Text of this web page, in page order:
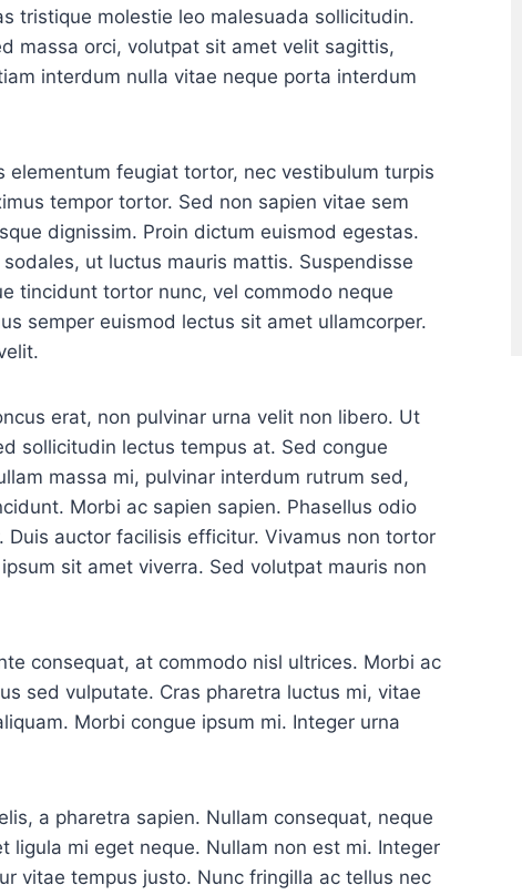
tristique molestie leo malesuada sollicitudin.
massa orci, volutpat sit amet velit sagittis,
interdum nulla vitae neque porta interdum
elementum feugiat tortor, nec vestibulum turpis
tempor tortor. Sed non sapien vitae sem
dignissim. Proin dictum euismod egestas.
ut luctus mauris mattis. Suspendisse
tincidunt tortor nunc, vel commodo neque
semper euismod lectus sit amet ullamcorper.
erat, non pulvinar urna velit non libero. Ut
sollicitudin lectus tempus at. Sed congue
massa mi, pulvinar interdum rutrum sed,
Morbi ac sapien sapien. Phasellus odio
auctor facilisis efficitur. Vivamus non tortor
sit amet viverra. Sed volutpat mauris non
consequat, at commodo nisl ultrices. Morbi ac
sed vulputate. Cras pharetra luctus mi, vitae
Morbi congue ipsum mi. Integer urna
a pharetra sapien. Nullam consequat, neque
mi eget neque. Nullam non est mi. Integer
vitae tempus justo. Nunc fringilla ac tellus nec